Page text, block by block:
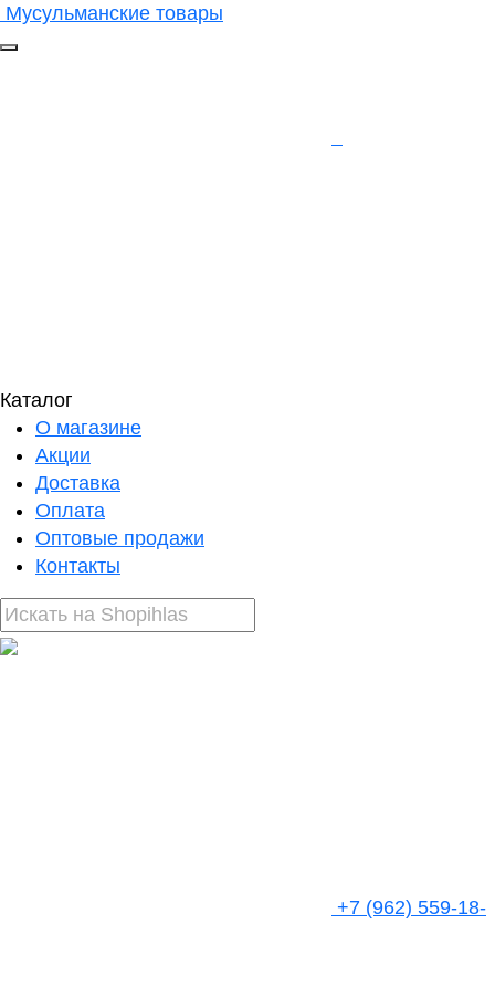
Мусульманские товары
Каталог
О магазине
Акции
Доставка
Оплата
Оптовые продажи
Контакты
+7 (962) 559-18-